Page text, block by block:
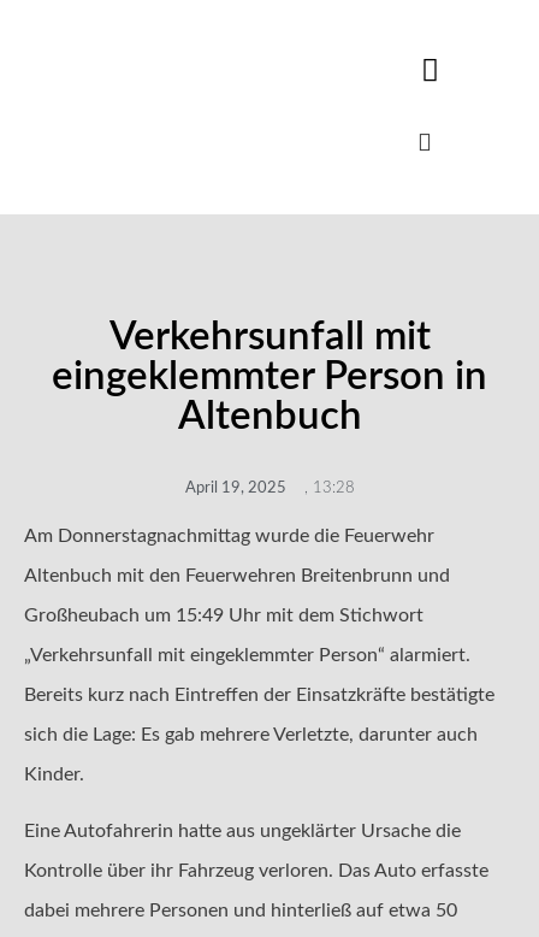
Verkehrsunfall mit
eingeklemmter Person in
Altenbuch
April 19, 2025 13:28
Am Donnerstagnachmittag wurde die Feuerwehr
Altenbuch mit den Feuerwehren Breitenbrunn und
Großheubach um 15:49 Uhr mit dem Stichwort
„Verkehrsunfall mit eingeklemmter Person“ alarmiert.
Bereits kurz nach Eintreffen der Einsatzkräfte bestätigte
sich die Lage: Es gab mehrere Verletzte, darunter auch
Kinder.
Eine Autofahrerin hatte aus ungeklärter Ursache die
Kontrolle über ihr Fahrzeug verloren. Das Auto erfasste
dabei mehrere Personen und hinterließ auf etwa 50